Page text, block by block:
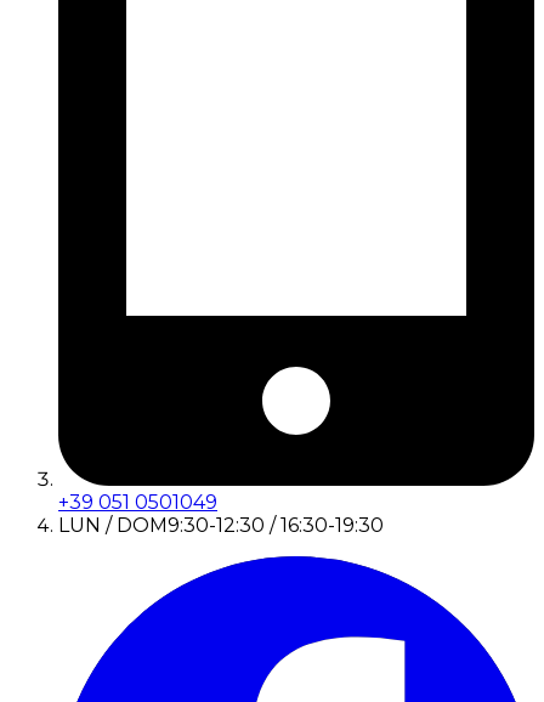
+39 051 0501049
LUN / DOM9:30-12:30 / 16:30-19:30